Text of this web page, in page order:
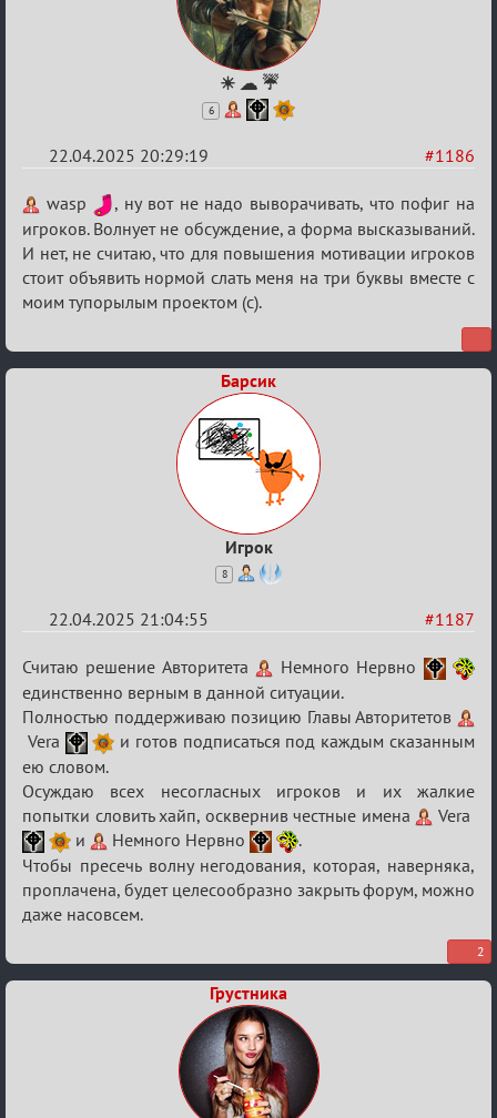
☀ ☁ ☔
6
#1186
22.04.2025 20:29:19
Re:
Разговоры
о
XIX
ТПК.
wasp
, ну вот не надо выворачивать, что пофиг на
игроков. Волнует не обсуждение, а форма высказываний.
И нет, не считаю, что для повышения мотивации игроков
стоит объявить нормой слать меня на три буквы вместе с
моим тупорылым проектом (с).
Барсик
Игрок
8
#1187
22.04.2025 21:04:55
Re:
Разговоры
о
XIX
ТПК.
Считаю решение Авторитета
Немного Нервно
единственно верным в данной ситуации.
Полностью поддерживаю позицию Главы Авторитетов
Vera
и готов подписаться под каждым сказанным
ею словом.
Осуждаю всех несогласных игроков и их жалкие
попытки словить хайп, осквернив честные имена
Vera
и
Немного Нервно
.
Чтобы пресечь волну негодования, которая, наверняка,
проплачена, будет целесообразно закрыть форум, можно
даже насовсем.
2
Грустника